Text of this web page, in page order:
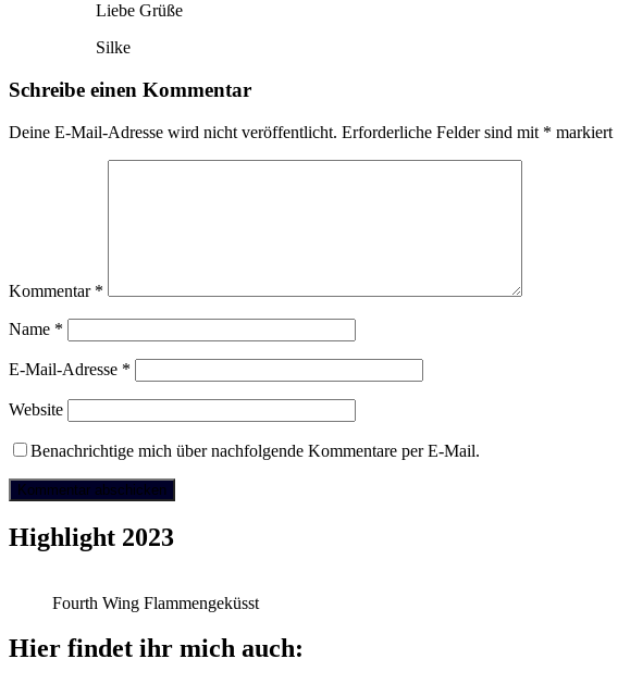
Liebe Grüße
Silke
Schreibe einen Kommentar
Deine E-Mail-Adresse wird nicht veröffentlicht. Erforderliche Felder sind mit * markiert
Kommentar *
Name *
E-Mail-Adresse *
Website
Benachrichtige mich über nachfolgende Kommentare per E-Mail.
Highlight 2023
Fourth Wing Flammengeküsst
Hier findet ihr mich auch: